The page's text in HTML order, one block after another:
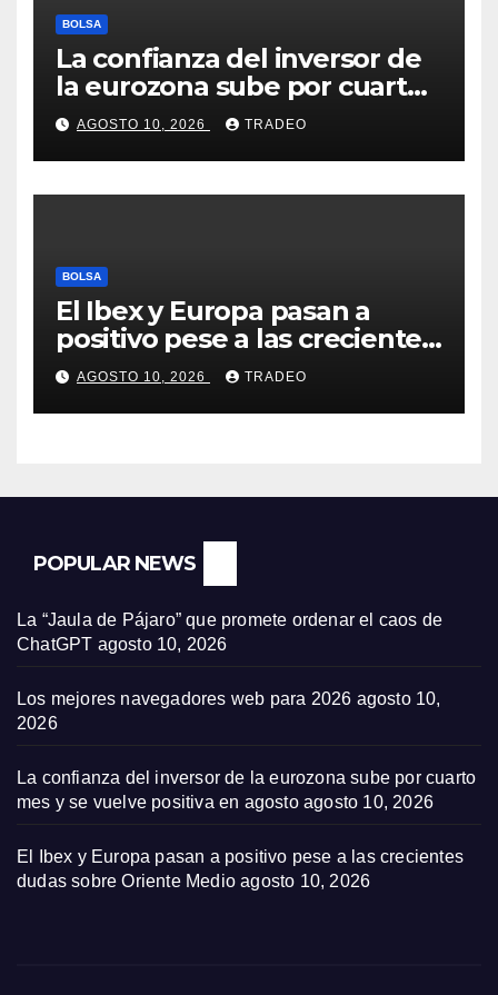
BOLSA
La confianza del inversor de
la eurozona sube por cuarto
mes y se vuelve positiva en
agosto
AGOSTO 10, 2026 TRADEO
BOLSA
El Ibex y Europa pasan a
positivo pese a las crecientes
dudas sobre Oriente Medio
AGOSTO 10, 2026 TRADEO
POPULAR NEWS
La “Jaula de Pájaro” que promete ordenar el caos de
ChatGPT agosto 10, 2026
Los mejores navegadores web para 2026 agosto 10,
2026
La confianza del inversor de la eurozona sube por cuarto
mes y se vuelve positiva en agosto agosto 10, 2026
El Ibex y Europa pasan a positivo pese a las crecientes
dudas sobre Oriente Medio agosto 10, 2026